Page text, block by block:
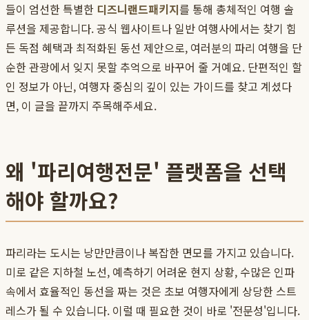
들이 엄선한 특별한 디즈니랜드패키지를 통해 총체적인 여행 솔
루션을 제공합니다. 공식 웹사이트나 일반 여행사에서는 찾기 힘
든 독점 혜택과 최적화된 동선 제안으로, 여러분의 파리 여행을 단
순한 관광에서 잊지 못할 추억으로 바꾸어 줄 거예요. 단편적인 할
인 정보가 아닌, 여행자 중심의 깊이 있는 가이드를 찾고 계셨다
면, 이 글을 끝까지 주목해주세요.
왜 '파리여행전문' 플랫폼을 선택
해야 할까요?
파리라는 도시는 낭만만큼이나 복잡한 면모를 가지고 있습니다.
미로 같은 지하철 노선, 예측하기 어려운 현지 상황, 수많은 인파
속에서 효율적인 동선을 짜는 것은 초보 여행자에게 상당한 스트
레스가 될 수 있습니다. 이럴 때 필요한 것이 바로 '전문성'입니다.